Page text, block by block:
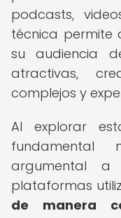
podcasts,
técnica permite
su audiencia
atractivas,
complejos y
Al explorar
fundamental
argumental
plataformas
de manera